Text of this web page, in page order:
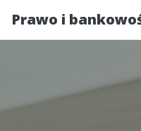
Prawo i